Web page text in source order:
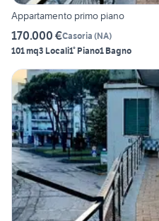
Appartamento primo piano
170.000 €Casoria (NA)
101 mq3 Locali1° Piano1 Bagno